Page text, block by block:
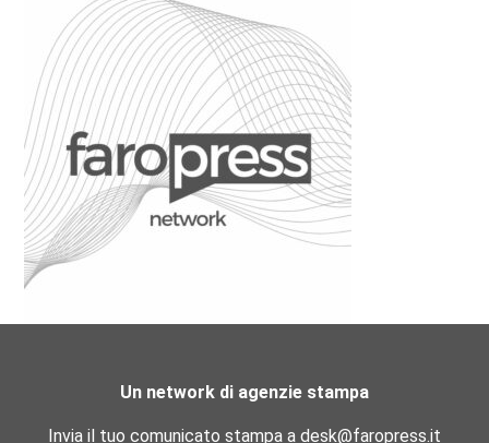
Un network di agenzie stampa
Invia il tuo comunicato stampa a desk@faropress.it